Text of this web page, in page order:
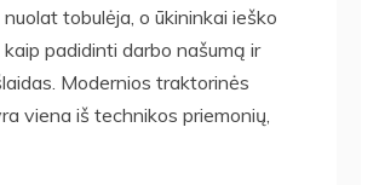
tobulėja, o ūkininkai ieško
kaip padidinti darbo našumą ir
Modernios traktorinės
viena iš technikos priemonių,